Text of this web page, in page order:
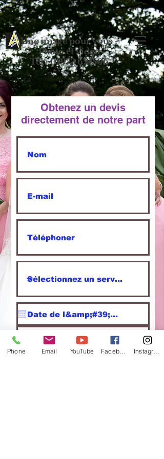
Une image pour vous -
Photo et vidéo
Tél : 07973 621506
Obtenez un devis
directement de notre part
Phone Email YouTube